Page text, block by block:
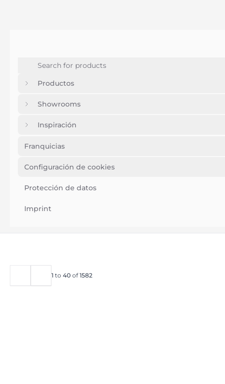
Productos
Showrooms
Inspiración
Franquicias
Configuración de cookies
Protección de datos
Imprint
1 to 40 of1582